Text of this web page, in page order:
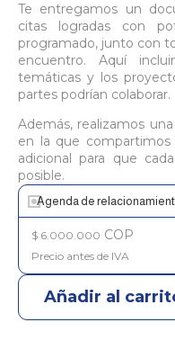
Te entregamos un
citas logradas con
programado, junto con
encuentro. Aquí
temáticas y los
partes podrían colaborar.
Además, realizamos
en la que compartimos
adicional para que
posible.
Agenda de
$ 6.000.000 COP
Añadir al